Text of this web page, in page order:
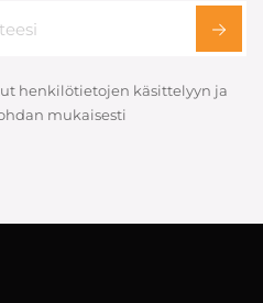
henkilötietojen käsittelyyn ja
mukaisesti